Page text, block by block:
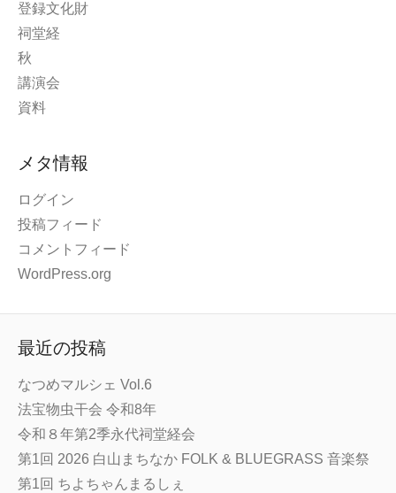
登録文化財
祠堂経
秋
講演会
資料
メタ情報
ログイン
投稿フィード
コメントフィード
WordPress.org
最近の投稿
なつめマルシェ Vol.6
法宝物虫干会 令和8年
令和８年第2季永代祠堂経会
第1回 2026 白山まちなか FOLK & BLUEGRASS 音楽祭
第1回 ちよちゃんまるしぇ